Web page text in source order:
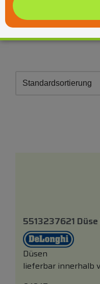
5513237621
Düsen
lieferbar innerhalb